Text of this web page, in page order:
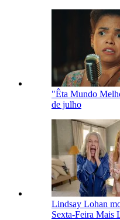
"Êta Mundo
de julho
Lindsay Lohan
Sexta-Feira Mais